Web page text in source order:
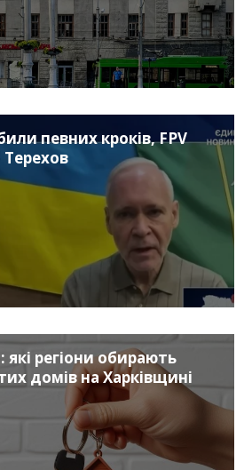
певних кроків, FPV
Терехов
регіони обирають
домів на Харківщині